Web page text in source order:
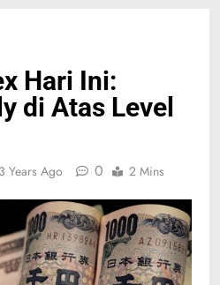
Hari Ini:
di Atas Level
3 Years Ago 0 2 Mins